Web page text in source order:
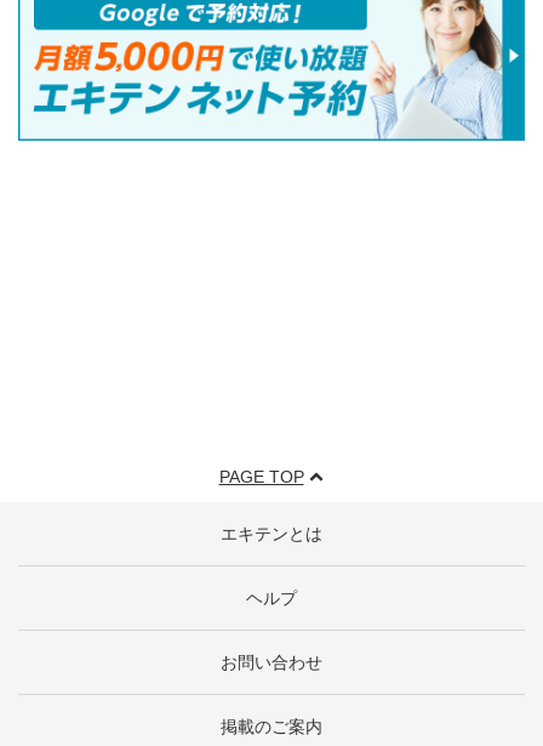
PAGE TOP
エキテンとは
ヘルプ
お問い合わせ
掲載のご案内